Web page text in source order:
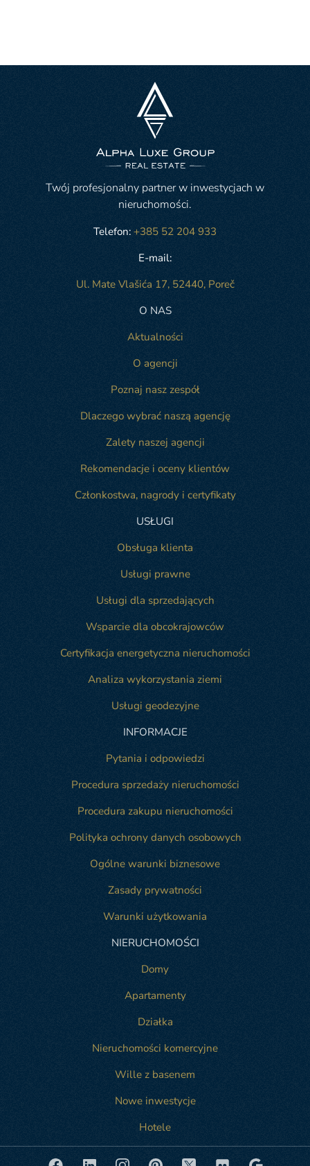
Twój profesjonalny partner w inwestycjach w
nieruchomości.
Telefon: +385 52 204 933
E-mail:
Ul. Mate Vlašića 17, 52440, Poreč
O NAS
Aktualności
O agencji
Poznaj nasz zespół
Dlaczego wybrać naszą agencję
Zalety naszej agencji
Rekomendacje i oceny klientów
Członkostwa, nagrody i certyfikaty
USŁUGI
Obsługa klienta
Usługi prawne
Usługi dla sprzedających
Wsparcie dla obcokrajowców
Certyfikacja energetyczna nieruchomości
Analiza wykorzystania ziemi
Usługi geodezyjne
INFORMACJE
Pytania i odpowiedzi
Procedura sprzedaży nieruchomości
Procedura zakupu nieruchomości
Polityka ochrony danych osobowych
Ogólne warunki biznesowe
Zasady prywatności
Warunki użytkowania
NIERUCHOMOŚCI
Domy
Apartamenty
Działka
Nieruchomości komercyjne
Wille z basenem
Nowe inwestycje
Hotele